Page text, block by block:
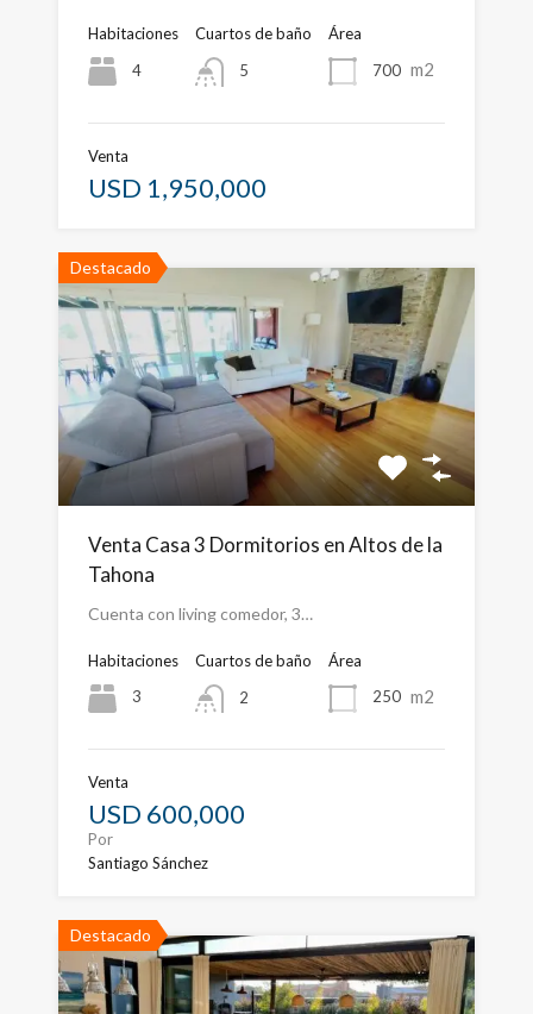
Habitaciones
4
Cuartos de baño
5
Área
700 m2
Venta
USD 1,950,000
Destacado
Venta Casa 3 Dormitorios en Altos de la
Tahona
Cuenta con living comedor, 3…
Habitaciones
3
Cuartos de baño
2
Área
250 m2
Venta
USD 600,000
Por
Santiago Sánchez
Destacado